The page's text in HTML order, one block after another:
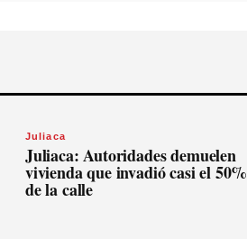
Juliaca
Juliaca: Autoridades demuelen
vivienda que invadió casi el 50%
de la calle